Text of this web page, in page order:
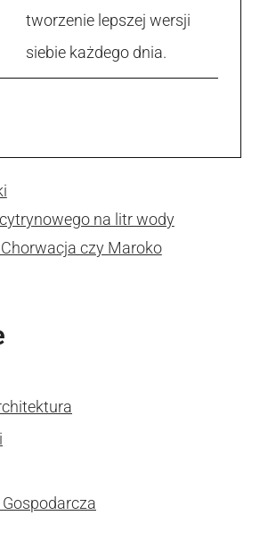
tworzenie lepszej wersji
siebie każdego dnia.
na litr wody
czy Maroko